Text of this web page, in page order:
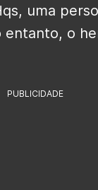
uma
entanto, o
PUBLICIDADE